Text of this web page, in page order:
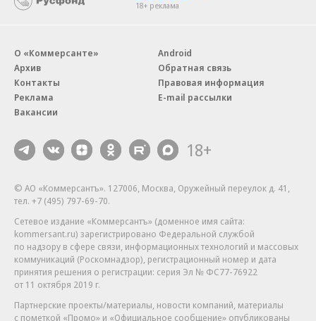
18+ реклама
О «Коммерсанте»
Архив
Контакты
Реклама
Вакансии
Android
Обратная связь
Правовая информация
E-mail рассылки
18+
© АО «Коммерсантъ». 127006, Москва, Оружейный переулок д. 41,
тел. +7 (495) 797-69-70.
Сетевое издание «Коммерсантъ» (доменное имя сайта:
kommersant.ru) зарегистрировано Федеральной службой
по надзору в сфере связи, информационных технологий и массовых
коммуникаций (Роскомнадзор), регистрационный номер и дата
принятия решения о регистрации: серия Эл № ФС77-76922
от 11 октября 2019 г.
Партнерские проекты/материалы, новости компаний, материалы
с пометкой «Промо» и «Официальное сообщение» опубликованы